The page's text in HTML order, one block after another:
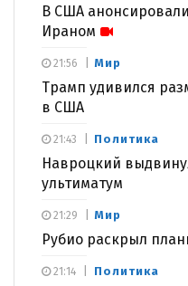
В США
Ираном
Мир
Трамп удивился
в США
21:56
Политика
Навроцкий
ультиматум
21:43
Мир
Рубио раскрыл
21:29
Политика
21:14